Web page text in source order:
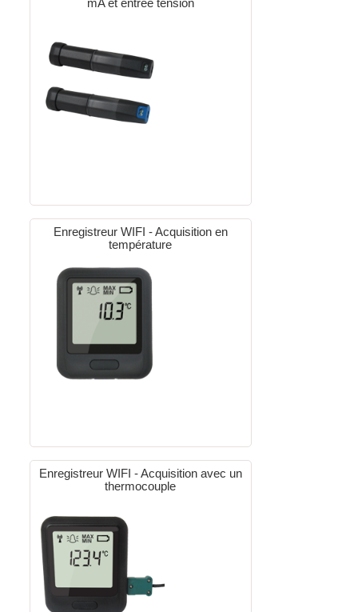
mA et entrée tension
Enregistreur WIFI - Acquisition en
température
Enregistreur WIFI - Acquisition avec un
thermocouple